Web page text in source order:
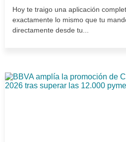
Hoy te traigo una aplicación
exactamente lo mismo que tu
directamente desde tu...